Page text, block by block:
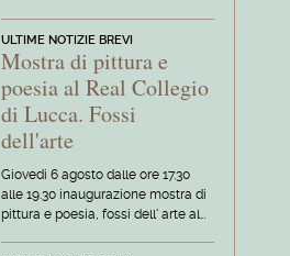
ULTIME NOTIZIE BREVI
Mostra di pittura e
poesia al Real Collegio
di Lucca. Fossi
dell'arte
Giovedi 6 agosto dalle ore 17.30
alle 19.30 inaugurazione mostra di
pittura e poesia, fossi dell' arte al…